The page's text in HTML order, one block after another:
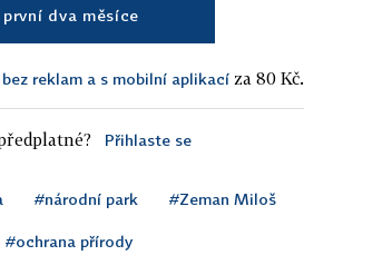
první dva měsíce
reklam a s mobilní aplikací za 80 Kč.
Přihlaste se
#národní park #Zeman Miloš
#ochrana přírody